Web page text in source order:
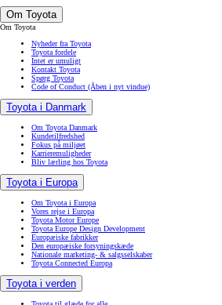
Om Toyota
Om Toyota
Nyheder fra Toyota
Toyota fordele
Intet er umuligt
Kontakt Toyota
Spørg Toyota
Code of Conduct (Åben i nyt vindue)
Toyota i Danmark
Om Toyota Danmark
Kundetilfredshed
Fokus på miljøet
Karrieremuligheder
Bliv lærling hos Toyota
Toyota i Europa
Om Toyota i Europa
Vores rejse i Europa
Toyota Motor Europe
Toyota Europe Design Development
Europæiske fabrikker
Den europæiske forsyningskæde
Nationale marketing- & salgsselskaber
Toyota Connected Europa
Toyota i verden